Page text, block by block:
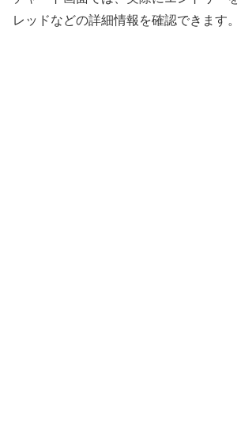
レッドなどの詳細情報を確認できます。